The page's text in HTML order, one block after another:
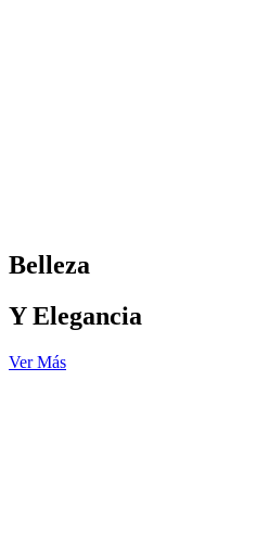
Belleza
Y Elegancia
Ver Más